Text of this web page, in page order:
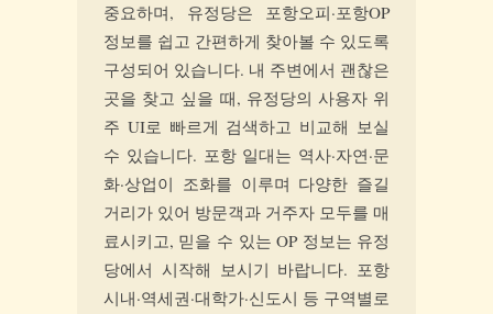
중요하며, 유정당은 포항오피·포항OP
정보를 쉽고 간편하게 찾아볼 수 있도록
구성되어 있습니다. 내 주변에서 괜찮은
곳을 찾고 싶을 때, 유정당의 사용자 위
주 UI로 빠르게 검색하고 비교해 보실
수 있습니다. 포항 일대는 역사·자연·문
화·상업이 조화를 이루며 다양한 즐길
거리가 있어 방문객과 거주자 모두를 매
료시키고, 믿을 수 있는 OP 정보는 유정
당에서 시작해 보시기 바랍니다. 포항
시내·역세권·대학가·신도시 등 구역별로